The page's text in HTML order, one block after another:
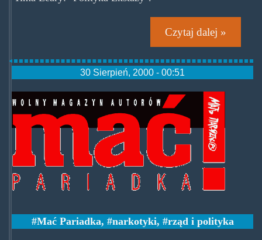
Czytaj dalej »
30 Sierpień, 2000 - 00:51
pacpariadka.gif
Mać Pariadka, narkotyki, rząd i polityka